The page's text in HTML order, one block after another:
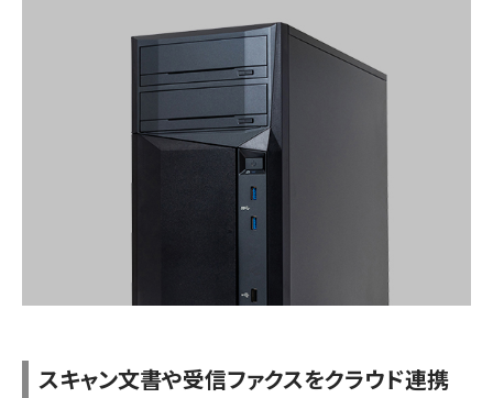
スキャン文書や受信ファクスをクラウド連携